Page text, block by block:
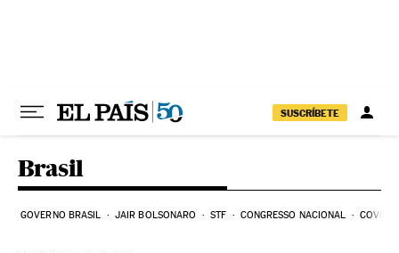
SUSCRÍBETE
Brasil
GOVERNO BRASIL JAIR BOLSONARO STF CONGRESSO NACIONAL COVID-